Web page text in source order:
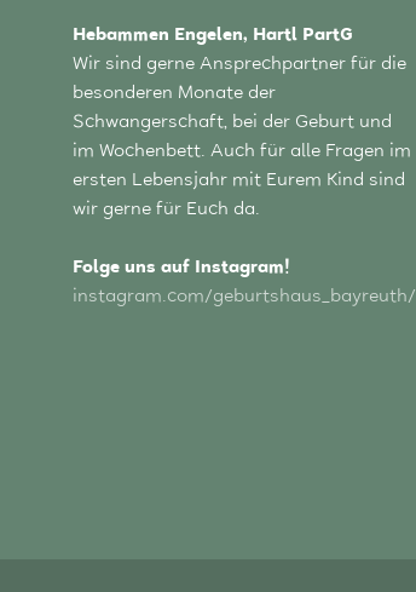
Hebammen Engelen, Hartl PartG
Wir sind gerne Ansprechpartner für die
besonderen Monate der
Schwangerschaft, bei der Geburt und
im Wochenbett. Auch für alle Fragen im
ersten Lebensjahr mit Eurem Kind sind
wir gerne für Euch da.
Folge uns auf Instagram!
instagram.com/geburtshaus_bayreuth/